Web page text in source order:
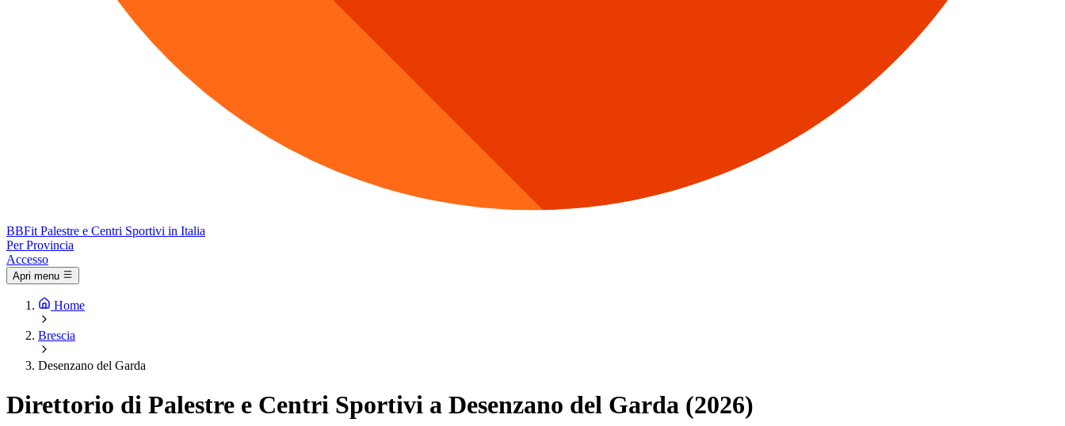
BBFit Palestre e Centri Sportivi in Italia
Per Provincia
Accesso
Apri menu
Home
Brescia
Desenzano del Garda
Direttorio di Palestre e Centri Sportivi a Desenzano del Garda (2026)